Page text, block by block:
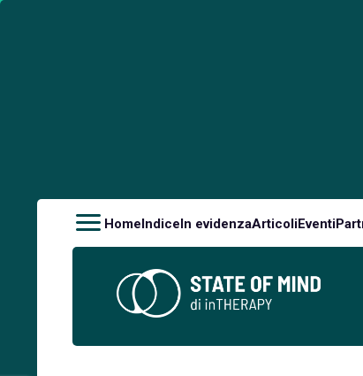
HomeIndiceIn evidenzaArticoliEventi